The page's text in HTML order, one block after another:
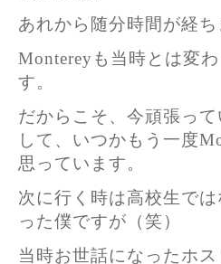
あれから随分時間が経ち
Montereyも当時とは変
す。
だからこそ、今頑張っ
して、いつかもう一度
思っています。
次に行く時は高校生で
った僕ですが（笑）
当時お世話になったホ